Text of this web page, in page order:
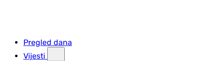
Pregled dana
Vijesti